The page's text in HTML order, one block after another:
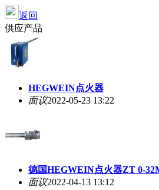
返回
供应产品
HEGWEIN点火器
面议2022-05-23 13:22
德国HEGWEIN点火器ZT 0-
面议2022-04-13 13:12